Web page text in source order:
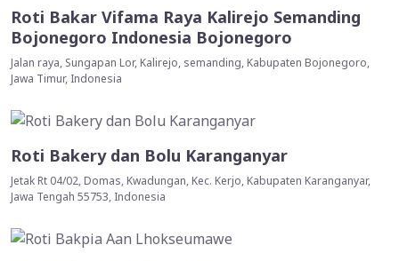
Roti Bakar Vifama Raya Kalirejo Semanding
Bojonegoro Indonesia Bojonegoro
Jalan raya, Sungapan Lor, Kalirejo, semanding, Kabupaten Bojonegoro,
Jawa Timur, Indonesia
Roti Bakery dan Bolu Karanganyar
Jetak Rt 04/02, Domas, Kwadungan, Kec. Kerjo, Kabupaten Karanganyar,
Jawa Tengah 55753, Indonesia